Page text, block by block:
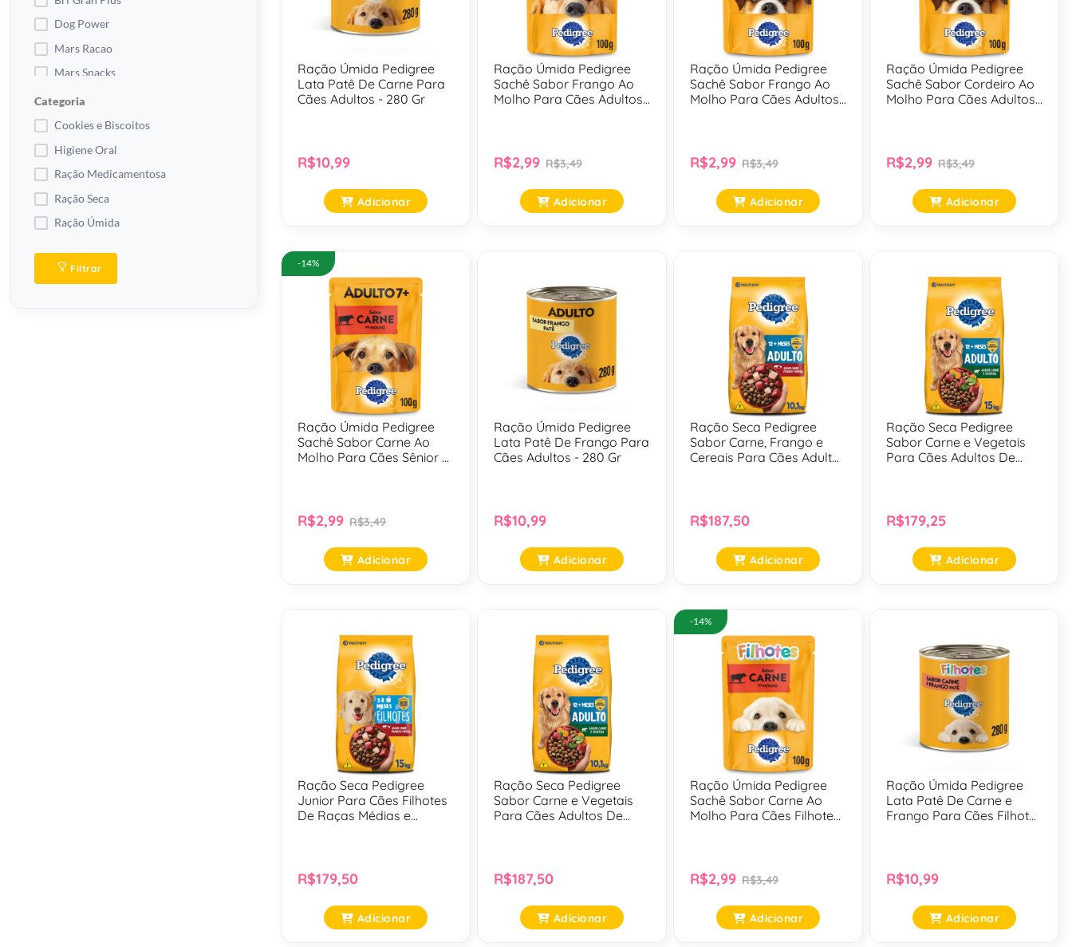
Dog Power
Mars Racao
Mars Snacks
Mars Umidos
Pet Food
Premier Golden
Premier Racao
Premier Umidos
Premier Vet
Royal Racao
Categoria
Cookies e Biscoitos
Higiene Oral
Ração Medicamentosa
Ração Seca
Ração Úmida
Filtrar
Ração Úmida Pedigree
Lata Patê De Carne Para
Cães Adultos - 280 Gr
R$10,99
Adicionar
Ração Úmida Pedigree
Sachê Sabor Frango Ao
Molho Para Cães Adultos
R$2,99 R$3,49
Adicionar
Ração Úmida Pedigree
Sachê Sabor Frango Ao
Molho Para Cães Adultos
R$2,99 R$3,49
Adicionar
Ração Úmida Pedigree
Sachê Sabor Cordeiro Ao
Molho Para Cães Adultos
R$2,99 R$3,49
Adicionar
-14%
Ração Úmida Pedigree
Sachê Sabor Carne Ao
Molho Para Cães Sênior 7
R$2,99 R$3,49
Adicionar
Ração Úmida Pedigree
Lata Patê De Frango Para
Cães Adultos - 280 Gr
R$10,99
Adicionar
Ração Seca Pedigree
Sabor Carne, Frango e
Cereais Para Cães Adultos
R$187,50
Adicionar
Ração Seca Pedigree
Sabor Carne e Vegetais
Para Cães Adultos De
R$179,25
Adicionar
Ração Seca Pedigree
Junior Para Cães Filhotes
De Raças Médias e
R$179,50
Adicionar
Ração Seca Pedigree
Sabor Carne e Vegetais
Para Cães Adultos De
R$187,50
Adicionar
-14%
Ração Úmida Pedigree
Sachê Sabor Carne Ao
Molho Para Cães Filhotes
R$2,99 R$3,49
Adicionar
Ração Úmida Pedigree
Lata Patê De Carne e
Frango Para Cães Filhotes
R$10,99
Adicionar